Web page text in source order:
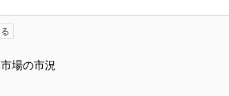
場の市況